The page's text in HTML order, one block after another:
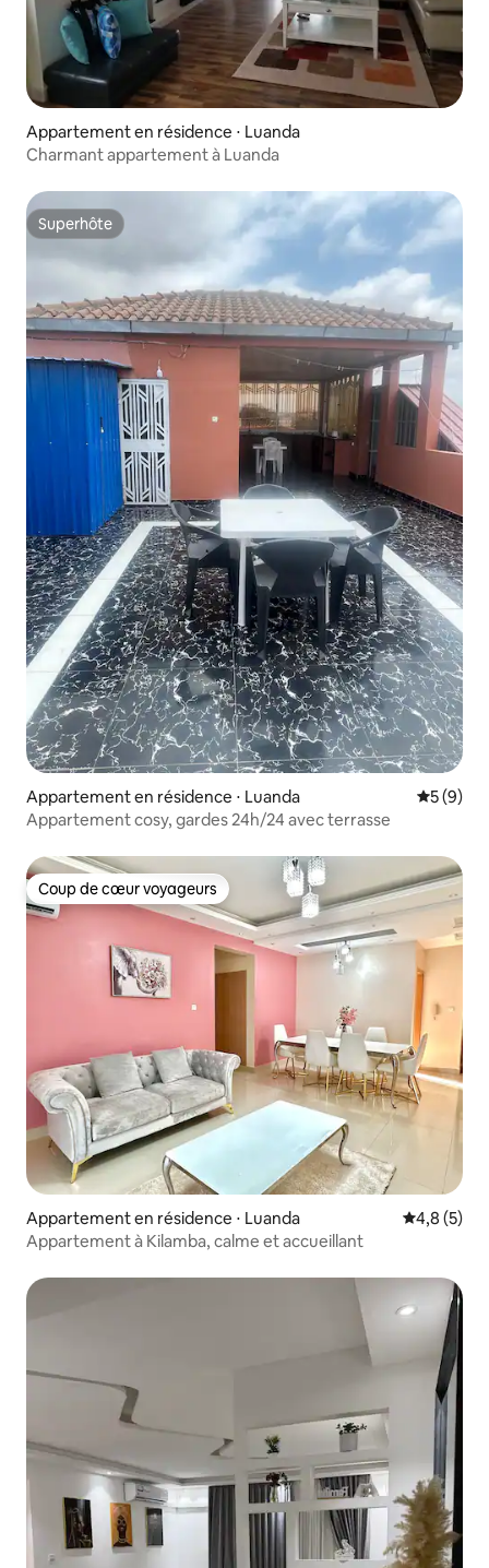
Appartement en résidence ⋅ Luanda
Charmant appartement à Luanda
Superhôte
Superhôte
Appartement en résidence ⋅ Luanda
5 (9)
Appartement cosy, gardes 24h/24 avec terrasse
Coup de cœur voyageurs
Coup de cœur voyageurs
Appartement en résidence ⋅ Luanda Évaluation
4,8 (5)
Appartement à Kilamba, calme et accueillant